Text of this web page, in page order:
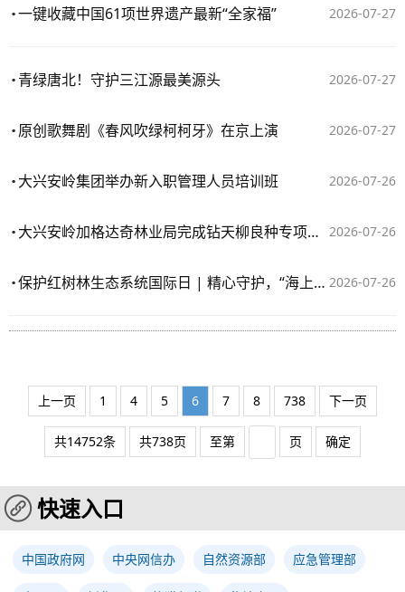
2026-07-27
一键收藏中国61项世界遗产最新“全家福”
2026-07-27
青绿唐北！守护三江源最美源头
2026-07-27
原创歌舞剧《春风吹绿柯柯牙》在京上演
2026-07-26
大兴安岭集团举办新入职管理人员培训班
2026-07-26
大兴安岭加格达奇林业局完成钻天柳良种专项采集工作
2026-07-26
保护红树林生态系统国际日 | 精心守护，“海上森林”蓬勃生长
上一页 1 4 5 6 7 8 738 下一页
共14752条 共738页 至第 页 确定
快速入口
中国政府网 中央网信办 自然资源部 应急管理部